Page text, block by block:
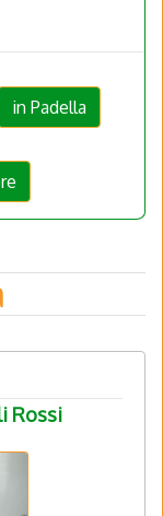
in Padella
Rossi